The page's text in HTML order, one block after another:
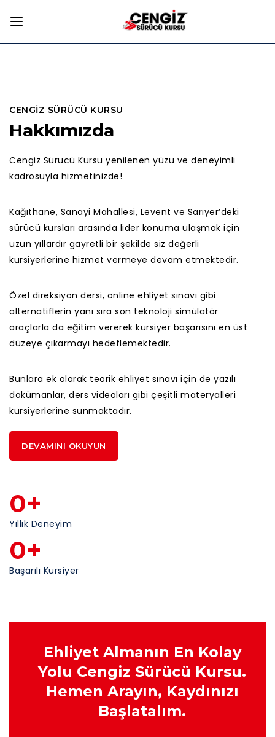
CENGIZ SÜRÜCÜ KURSU
Hakkımızda
Cengiz Sürücü Kursu yenilenen yüzü ve deneyimli
kadrosuyla hizmetinizde!
Kağıthane, Sanayi Mahallesi, Levent ve Sarıyer’deki
sürücü kursları arasında lider konuma ulaşmak için
uzun yıllardır gayretli bir şekilde siz değerli
kursiyerlerine hizmet vermeye devam etmektedir.
Özel direksiyon dersi, online ehliyet sınavı gibi
alternatiflerin yanı sıra son teknoloji simülatör
araçlarla da eğitim vererek kursiyer başarısını en üst
düzeye çıkarmayı hedeflemektedir.
Bunlara ek olarak teorik ehliyet sınavı için de yazılı
dokümanlar, ders videoları gibi çeşitli materyalleri
kursiyerlerine sunmaktadır.
DEVAMINI OKUYUN
Yıllık Deneyim
0+
Başarılı Kursiyer
0+
Ehliyet Almanın En Kolay
Yolu Cengiz Sürücü Kursu.
Hemen Arayın, Kaydınızı
Başlatalım.